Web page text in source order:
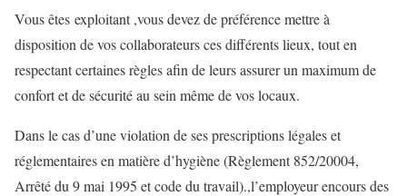
Vous êtes exploitant ,vous devez de préférence mettre à
disposition de vos collaborateurs ces différents lieux, tout en
respectant certaines règles afin de leurs assurer un maximum de
confort et de sécurité au sein même de vos locaux.
Dans le cas d’une violation de ses prescriptions légales et
réglementaires en matière d’hygiène (Règlement 852/20004,
Arrêté du 9 mai 1995 et code du travail).,l’employeur encours des